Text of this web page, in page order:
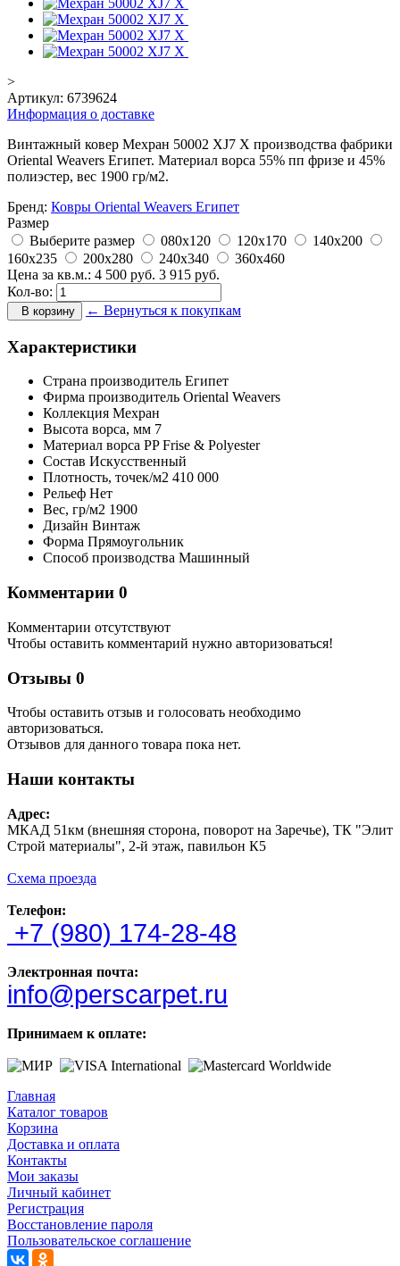
>
Артикул: 6739624
Информация о доставке
Винтажный ковер Мехран 50002 XJ7 X производства фабрики
Oriental Weavers Египет. Материал ворса 55% пп фризе и 45%
полиэстер, вес 1900 гр/м2.
Бренд: Ковры Oriental Weavers Египет
Размер
Выберите размер
080x120 120x170
140x200
160x235
200x280 240x340
360x460
Цена за кв.м.: 4 500 руб. 3 915 руб.
Кол-во:
В корзину ← Вернуться к покупкам
Характеристики
Страна производитель Египет
Фирма производитель Oriental Weavers
Коллекция Мехран
Высота ворса, мм 7
Материал ворса PP Frise & Polyester
Состав Искусственный
Плотность, точек/м2 410 000
Рельеф Нет
Вес, гр/м2 1900
Дизайн Винтаж
Форма Прямоугольник
Способ производства Машинный
Комментарии 0
Комментарии отсутствуют
Чтобы оставить комментарий нужно авторизоваться!
Отзывы 0
Чтобы оcтавить отзыв и голосовать необходимо
авторизоваться.
Отзывов для данного товара пока нет.
Наши контакты
Адрес:
МКАД 51км (внешняя сторона, поворот на Заречье), ТК "Элит
Строй материалы", 2-й этаж, павильон К5
Схема проезда
Телефон:
+7 (980) 174-28-48
Электронная почта:
info@perscarpet.ru
Принимаем к оплате:
Главная
Каталог товаров
Корзина
Доставка и оплата
Контакты
Мои заказы
Личный кабинет
Регистрация
Восстановление пароля
Пользовательское соглашение